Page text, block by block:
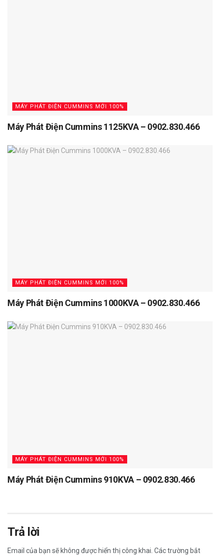
MÁY PHÁT ĐIỆN CUMMINS MỚI 100%
Máy Phát Điện Cummins 1125KVA – 0902.830.466
MÁY PHÁT ĐIỆN CUMMINS MỚI 100%
Máy Phát Điện Cummins 1000KVA – 0902.830.466
MÁY PHÁT ĐIỆN CUMMINS MỚI 100%
Máy Phát Điện Cummins 910KVA – 0902.830.466
Trả lời
Email của bạn sẽ không được hiển thị công khai. Các trường bắt